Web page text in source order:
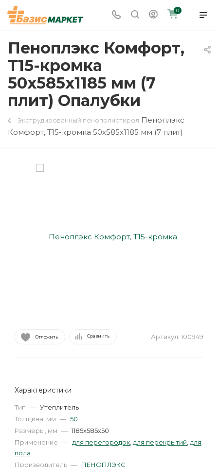
0
Пеноплэкс Комфорт,
Т15-кромка
50x585x1185 мм (7
плит) Опалубки
Экструдированный пенополистирол Пеноплэкс
Комфорт, Т15-кромка 50x585x1185 мм (7 плит)
Отложить Сравнить Артикул: 100949
Характеристики
Тип — Утеплитель
Толщина, мм — 50
Размеры, мм — 1185х585х50
Применение — для перегородок для перекрытий для
пола
Производитель — ПЕНОПЛЭКС